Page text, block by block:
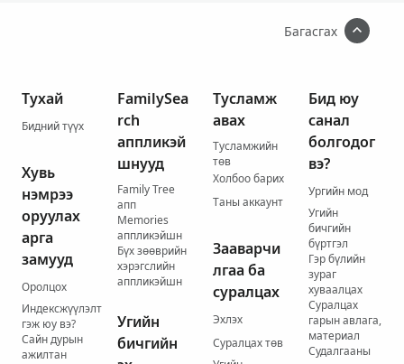
Багасгах
Тухай
Бидний түүх
Хувь
нэмрээ
оруулах
арга
замууд
Оролцох
Индексжүүлэлт
гэж юу вэ?
Сайн дурын
ажилтан
FamilySea
rch
аппликэй
шнууд
Family Tree
апп
Memories
аппликэйшн
Бүх зөөврийн
хэрэгслийн
аппликэйшн
Угийн
бичгийн
Тусламж
авах
Тусламжийн
төв
Холбоо барих
Таны аккаунт
Зааварчи
лгаа ба
суралцах
Эхлэх
Суралцах төв
Бид юу
санал
болгодог
вэ?
Ургийн мод
Угийн
бичгийн
бүртгэл
Гэр бүлийн
зураг
хуваалцах
Суралцах
гарын авлага,
материал
Судалгааны